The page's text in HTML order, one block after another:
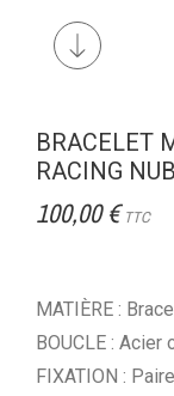
BRACELET
RACING
100,00 € TTC
MATIÈRE :
BOUCLE :
FIXATION :